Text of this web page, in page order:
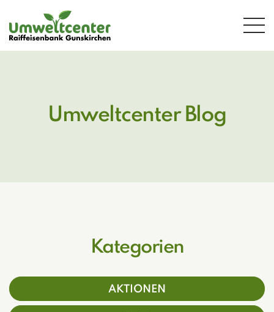
Zum Hauptinhalt springen
Umweltcenter Blog
Kategorien
AKTIONEN